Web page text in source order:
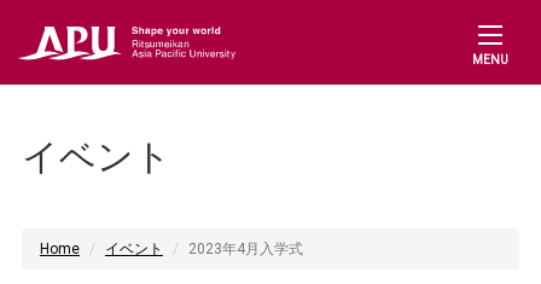
MENU
イベント
Home イベント 2023年4月入学式